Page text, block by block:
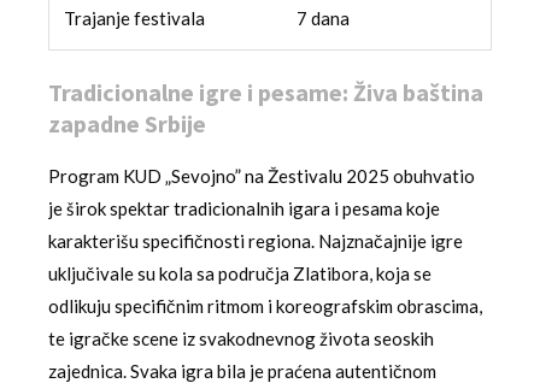
Trajanje festivala 7 dana
Tradicionalne igre i pesame: Živa baština
zapadne Srbije
Program KUD „Sevojno” na Žestivalu 2025 obuhvatio
je širok spektar tradicionalnih igara i pesama koje
karakterišu specifičnosti regiona. Najznačajnije igre
uključivale su kola sa područja Zlatibora, koja se
odlikuju specifičnim ritmom i koreografskim obrascima,
te igračke scene iz svakodnevnog života seoskih
zajednica. Svaka igra bila je praćena autentičnom